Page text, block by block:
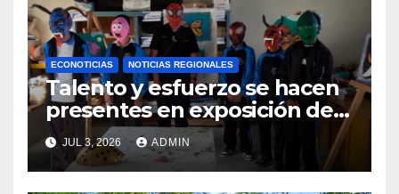
ECONOTICIAS NOTICIAS REGIONALES
Talento y esfuerzo se hacen
presentes en exposición de
arte escolar del Cenao
JUL 3, 2026 ADMIN